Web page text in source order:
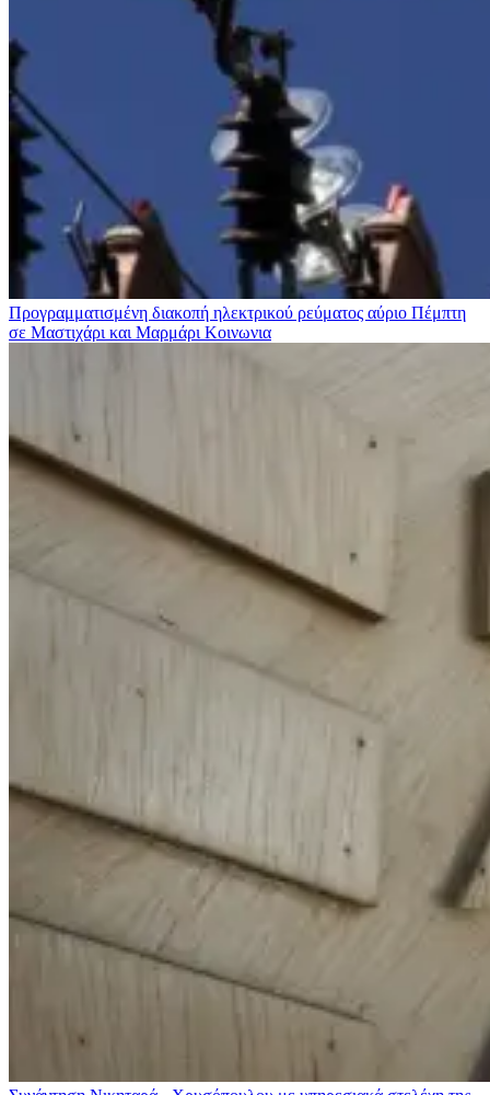
Προγραμματισμένη διακοπή ηλεκτρικού ρεύματος αύριο Πέμπτη
σε Μαστιχάρι και Μαρμάρι Κοινωνια